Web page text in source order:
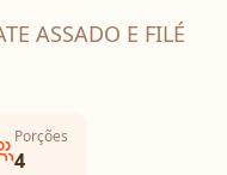
ASSADO E FILÉ
Porções
4